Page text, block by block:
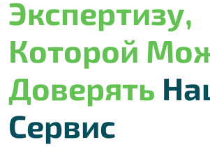
Экспертизу,
Которой
Доверять
Сервис